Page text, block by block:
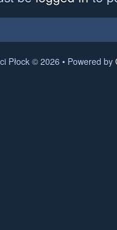
Płock © 2026 • Powered by